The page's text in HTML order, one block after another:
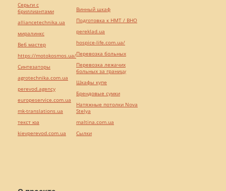
Серьги с
бриллиантами
alliancetechnika.ua
миралинкс
Веб мастер
https://motokosmos.ua/
Синтезаторы
agrotechnika.com.ua
perevod.agency
europeservice.com.ua
mk-translations.ua
текст юа
kievperevod.com.ua
Винный шкаф
Подготовка к НМТ / ВНО
pereklad.ua
hospice-life.com.ua/
Перевозка больных
Перевозка лежачих
больных за границу
Шкафы купе
Брендовые сумки
Натяжные потолки Nova
Stelya
maltina.com.ua
Cылки